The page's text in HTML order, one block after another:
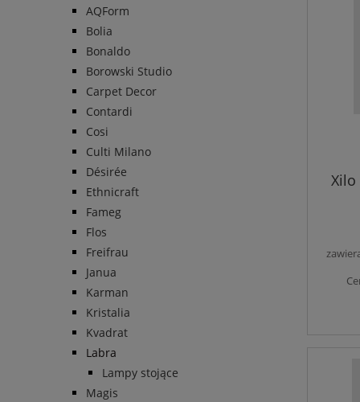
AQForm
Bolia
Bonaldo
Borowski Studio
Carpet Decor
Contardi
Cosi
Culti Milano
Désirée
Ethnicraft
Fameg
Flos
Freifrau
Janua
Karman
Kristalia
Kvadrat
Labra
Lampy stojące
Magis
Xilo